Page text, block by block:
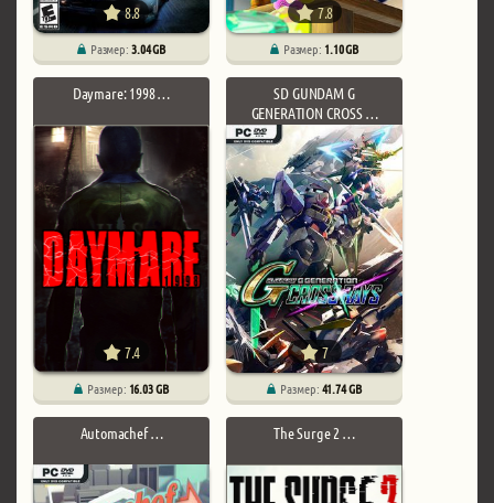
8.8
Размер:3.04 GB
7.8
Размер: 1.10 GB
Daymare: 1998 …
7.4
Размер: 16.03 GB
SD GUNDAM G
GENERATION CROSS …
7
Размер:41.74 GB
Automachef … The Surge 2 …